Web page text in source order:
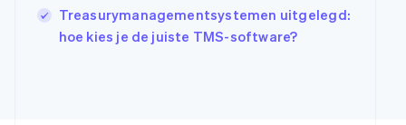
Treasurymanagementsystemen uitgelegd:
hoe kies je de juiste TMS-software?
日本語English
Kroatië